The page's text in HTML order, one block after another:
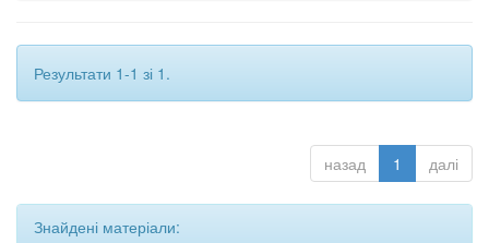
Результати 1-1 зі 1.
назад 1 далі
Знайдені матеріали: